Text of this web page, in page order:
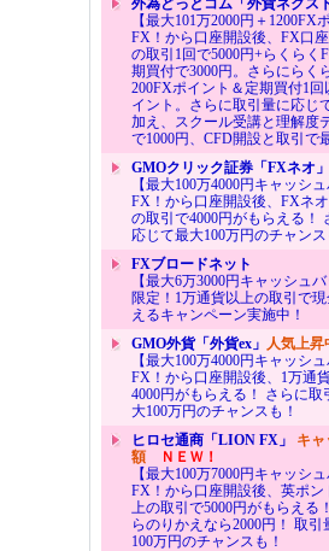
【最大101万2000円＋1200FX
FX！から口座開設後、FX口
の取引1回で5000円+らくらく
期買付で3000円。さらにらく
200FXポイント＆定期買付1回
イント。さらに取引量に応じ
加え、スクール受講と理解度
で1000円、CFD開設と取引で
GMOクリック証券「FXネオ」
【最大100万4000円キャッシ
FX！から口座開設後、FXネ
の取引で4000円がもらえる！
応じて最大100万円のチャンス
FXブロードネット
【最大6万3000円キャッシュ
限定！1万通貨以上の取引で現
えるキャンペーン実施中！
GMO外貨「外貨ex」 人気上昇
【最大100万4000円キャッシ
FX！から口座開設後、1万通
4000円がもらえる！ さらに取
大100万円のチャンスも！
ヒロセ通商「LION FX」 キ
額ＮＥＷ！
【最大100万7000円キャッシ
FX！から口座開設後、英ポン
上の取引で5000円がもらえる
らのりかえなら2000円！ 取
100万円のチャンスも！